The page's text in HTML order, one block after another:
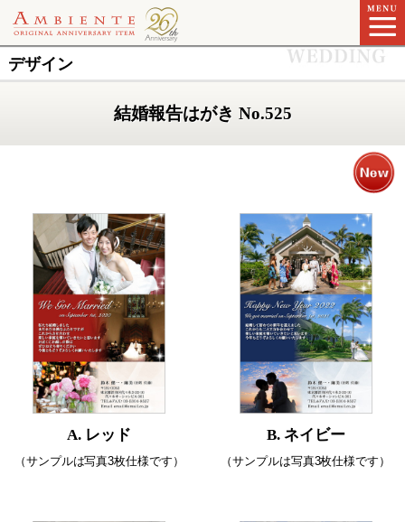
デザイン
結婚報告はがき No.525
A. レッド
（サンプルは写真3枚仕様です）
B. ネイビー
（サンプルは写真3枚仕様です）